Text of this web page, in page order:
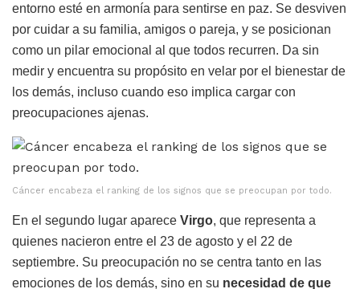
entorno esté en armonía para sentirse en paz. Se desviven
por cuidar a su familia, amigos o pareja, y se posicionan
como un pilar emocional al que todos recurren. Da sin
medir y encuentra su propósito en velar por el bienestar de
los demás, incluso cuando eso implica cargar con
preocupaciones ajenas.
Cáncer encabeza el ranking de los signos que se preocupan por todo.
En el segundo lugar aparece Virgo, que representa a
quienes nacieron entre el 23 de agosto y el 22 de
septiembre. Su preocupación no se centra tanto en las
emociones de los demás, sino en su necesidad de que